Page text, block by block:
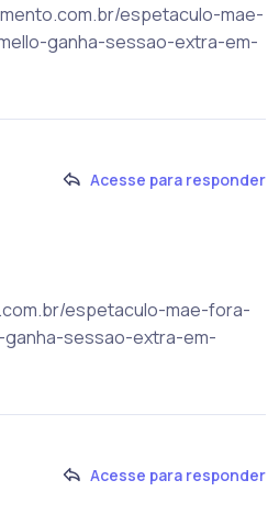
espetaculo-mae-
ganha-sessao-extra-em-
Acesse para responder
espetaculo-mae-fora-
sessao-extra-em-
Acesse para responder